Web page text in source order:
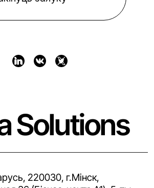
Solutions
220030, г.Мінск,